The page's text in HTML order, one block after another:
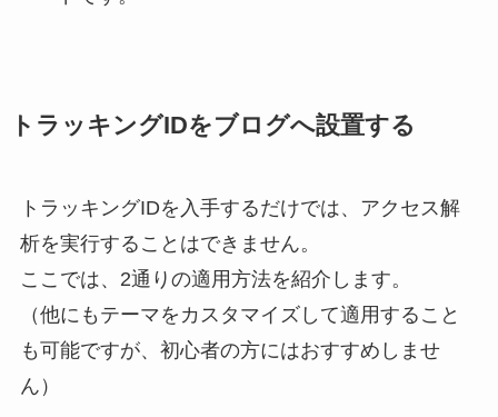
トラッキングIDをブログへ設置する
トラッキングIDを入手するだけでは、アクセス解
析を実行することはできません。
ここでは、2通りの適用方法を紹介します。
（他にもテーマをカスタマイズして適用すること
も可能ですが、初心者の方にはおすすめしませ
ん）